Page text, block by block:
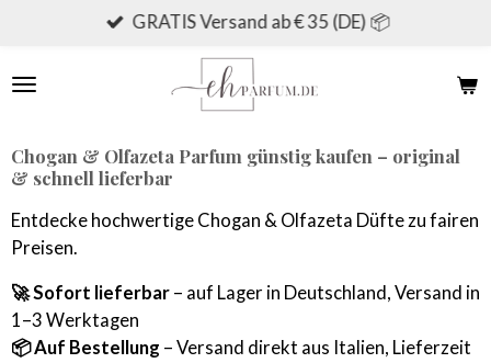
springen
GRATIS Versand ab € 35 (DE) 📦
Chogan & Olfazeta Parfum günstig kaufen – original
& schnell lieferbar
Entdecke hochwertige Chogan & Olfazeta Düfte zu fairen
Preisen.
🚀 Sofort lieferbar – auf Lager in Deutschland, Versand in
1–3 Werktagen
📦 Auf Bestellung – Versand direkt aus Italien, Lieferzeit